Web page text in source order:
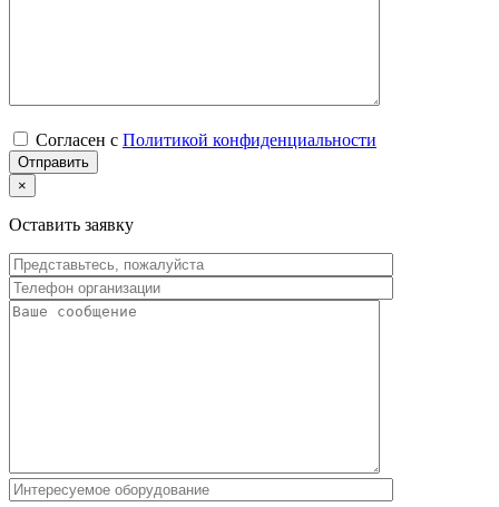
Согласен с Политикой конфиденциальности
×
Оставить заявку